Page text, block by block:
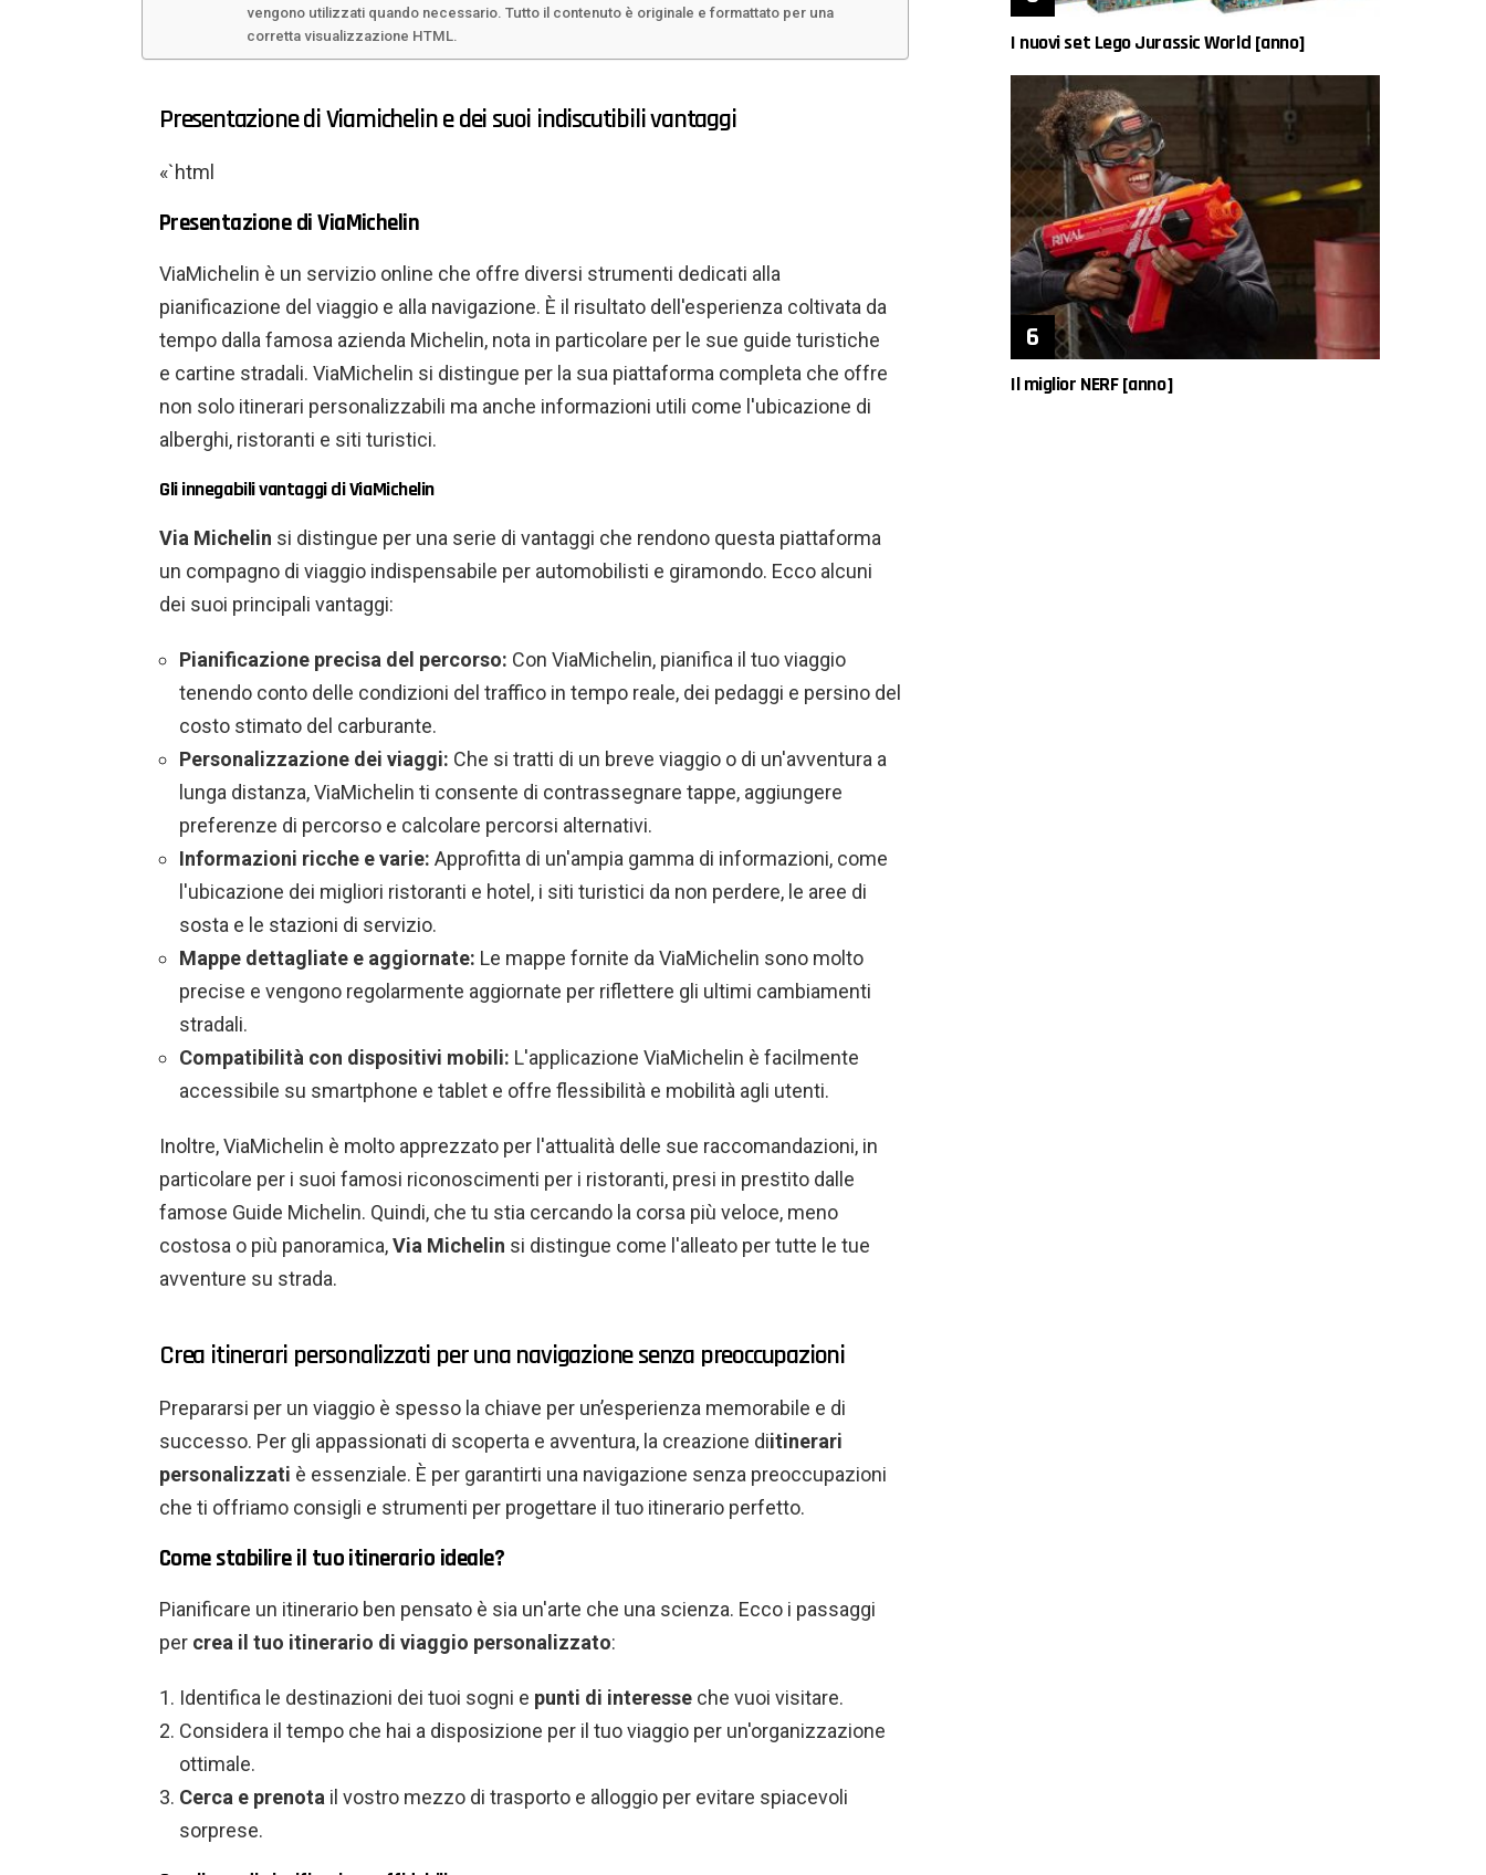
vengono utilizzati quando necessario. Tutto il contenuto è originale e formattato per una
corretta visualizzazione HTML.
Presentazione di Viamichelin e dei suoi indiscutibili vantaggi
«`html
Presentazione di ViaMichelin
ViaMichelin è un servizio online che offre diversi strumenti dedicati alla
pianificazione del viaggio e alla navigazione. È il risultato dell'esperienza coltivata da
tempo dalla famosa azienda Michelin, nota in particolare per le sue guide turistiche
e cartine stradali. ViaMichelin si distingue per la sua piattaforma completa che offre
non solo itinerari personalizzabili ma anche informazioni utili come l'ubicazione di
alberghi, ristoranti e siti turistici.
Gli innegabili vantaggi di ViaMichelin
Via Michelin si distingue per una serie di vantaggi che rendono questa piattaforma
un compagno di viaggio indispensabile per automobilisti e giramondo. Ecco alcuni
dei suoi principali vantaggi:
Pianificazione precisa del percorso: Con ViaMichelin, pianifica il tuo viaggio
tenendo conto delle condizioni del traffico in tempo reale, dei pedaggi e persino del
costo stimato del carburante.
Personalizzazione dei viaggi: Che si tratti di un breve viaggio o di un'avventura a
lunga distanza, ViaMichelin ti consente di contrassegnare tappe, aggiungere
preferenze di percorso e calcolare percorsi alternativi.
Informazioni ricche e varie: Approfitta di un'ampia gamma di informazioni, come
l'ubicazione dei migliori ristoranti e hotel, i siti turistici da non perdere, le aree di
sosta e le stazioni di servizio.
Mappe dettagliate e aggiornate: Le mappe fornite da ViaMichelin sono molto
precise e vengono regolarmente aggiornate per riflettere gli ultimi cambiamenti
stradali.
Compatibilità con dispositivi mobili: L'applicazione ViaMichelin è facilmente
accessibile su smartphone e tablet e offre flessibilità e mobilità agli utenti.
Inoltre, ViaMichelin è molto apprezzato per l'attualità delle sue raccomandazioni, in
particolare per i suoi famosi riconoscimenti per i ristoranti, presi in prestito dalle
famose Guide Michelin. Quindi, che tu stia cercando la corsa più veloce, meno
costosa o più panoramica,Via Michelin si distingue come l'alleato per tutte le tue
avventure su strada.
Crea itinerari personalizzati per una navigazione senza preoccupazioni
Prepararsi per un viaggio è spesso la chiave per un’esperienza memorabile e di
successo. Per gli appassionati di scoperta e avventura, la creazione diitinerari
personalizzati è essenziale. È per garantirti una navigazione senza preoccupazioni
che ti offriamo consigli e strumenti per progettare il tuo itinerario perfetto.
Come stabilire il tuo itinerario ideale?
Pianificare un itinerario ben pensato è sia un'arte che una scienza. Ecco i passaggi
per crea il tuo itinerario di viaggio personalizzato:
Identifica le destinazioni dei tuoi sogni e punti di interesse che vuoi visitare.
Considera il tempo che hai a disposizione per il tuo viaggio per un'organizzazione
ottimale.
Cerca e prenota il vostro mezzo di trasporto e alloggio per evitare spiacevoli
sorprese.
I nuovi set Lego Jurassic World [anno]
Il miglior NERF [anno]